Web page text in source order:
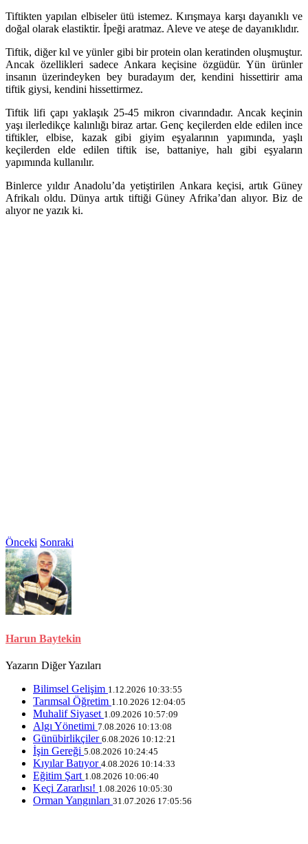
Tiftikten yapılan elbiseler ütü istemez. Kırışmaya karşı dayanıklı ve
doğal olarak elastiktir. İpeği aratmaz. Aleve ve ateşe de dayanıklıdır.
Tiftik, diğer kıl ve yünler gibi bir protein olan keratinden oluşmuştur.
Ancak özellikleri sadece Ankara keçisine özgüdür. Yün ürünler
insanın üzerindeyken bey buradayım der, kendini hissettirir ama
tiftik giysi, kendini hissettirmez.
Tiftik lifi çapı yaklaşık 25-45 mikron civarındadır. Ancak keçinin
yaşı ilerledikçe kalınlığı biraz artar. Genç keçilerden elde edilen ince
tiftikler, elbise, kazak gibi giyim eşyalarının yapımında, yaşlı
keçilerden elde edilen tiftik ise, battaniye, halı gibi eşyaların
yapımında kullanılır.
Binlerce yıldır Anadolu’da yetiştirilen Ankara keçisi, artık Güney
Afrikalı oldu. Dünya artık tiftiği Güney Afrika’dan alıyor. Biz de
alıyor ne yazık ki.
Önceki Sonraki
Harun Baytekin
Yazarın Diğer Yazıları
Bilimsel Gelişim 1.12.2026 10:33:55
Tarımsal Öğretim 1.10.2026 12:04:05
Muhalif Siyaset 1.09.2026 10:57:09
Algı Yönetimi 7.08.2026 10:13:08
Günübirlikçiler 6.08.2026 10:12:21
İşin Gereği 5.08.2026 10:24:45
Kıyılar Batıyor 4.08.2026 10:14:33
Eğitim Şart 1.08.2026 10:06:40
Keçi Zararlısı! 1.08.2026 10:05:30
Orman Yangınları 31.07.2026 17:05:56